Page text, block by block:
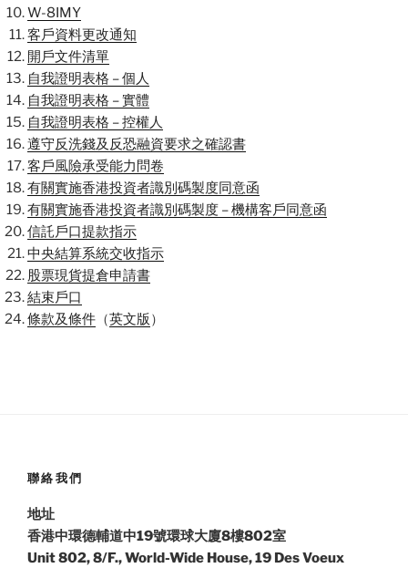
W-8IMY
客戶資料更改通知
開戶文件清單
自我證明表格 – 個人
自我證明表格 – 實體
自我證明表格 – 控權人
遵守反洗錢及反恐融資要求之確認書
客戶風險承受能力問卷
有關實施香港投資者識別碼製度同意函
有關實施香港投資者識別碼製度 – 機構客戶同意函
信託戶口提款指示
中央結算系統交收指示
股票現貨提倉申請書
結束戶口
條款及條件 （英文版）
聯絡我們
地址
香港中環德輔道中19號環球大廈8樓802室
Unit 802, 8/F., World-Wide House, 19 Des Voeux